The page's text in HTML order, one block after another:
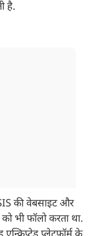
है.
की वेबसाइट और
भी फॉलो करता था.